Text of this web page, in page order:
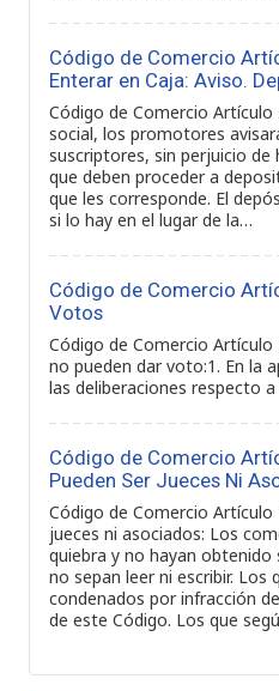
Código de Comercio
Enterar en Caja: Aviso.
Código de Comercio Artículo
social, los promotores
suscriptores, sin perjuicio
que deben proceder a
que les corresponde. El
si lo hay en el lugar de la…
Código de Comercio
Votos
Código de Comercio
no pueden dar voto:1. En la
las deliberaciones respecto
Código de Comercio
Pueden Ser Jueces Ni
Código de Comercio Artículo
jueces ni asociados: Los
quiebra y no hayan obtenido
no sepan leer ni escribir. Los
condenados por infracción
de este Código. Los que